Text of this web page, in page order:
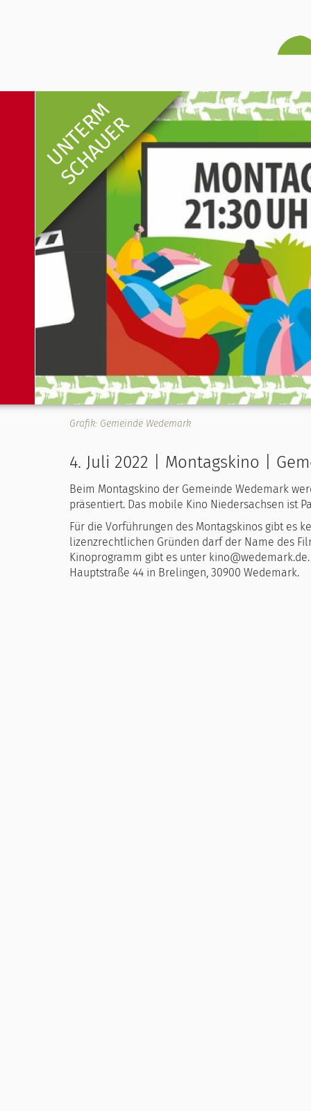
UNTERM
SCHAUER
Grafik: Gemeinde Wedemark
4. Juli 2022 | Montagskino |
Beim Montagskino der Gemeinde Wedemark
präsentiert. Das mobile Kino Niedersachsen ist
Für die Vorführungen des Montagskinos gibt es
lizenzrechtlichen Gründen darf der Name des
Kinoprogramm gibt es unter
Hauptstraße 44 in Brelingen, 30900 Wedemark.